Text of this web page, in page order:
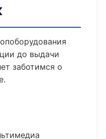
до выдачи
заботимся о